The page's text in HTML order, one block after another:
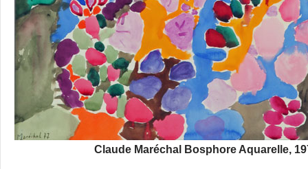
Claude Maréchal Bosphore Aquarelle,